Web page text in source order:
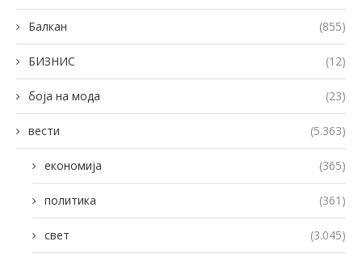
Балкан (855)
БИЗНИС (12)
боја на мода (23)
вести (5.363)
економија (365)
политика (361)
свет (3.045)